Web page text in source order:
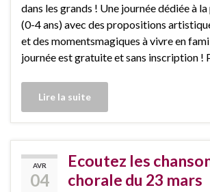
dans les grands ! Une journée dédiée à
(0-4 ans) avec des propositions
et des momentsmagiques à vivre en
journée est gratuite et sans inscription !
Lire la suite
AVR
04
Ecoutez les
chorale du 23 mars